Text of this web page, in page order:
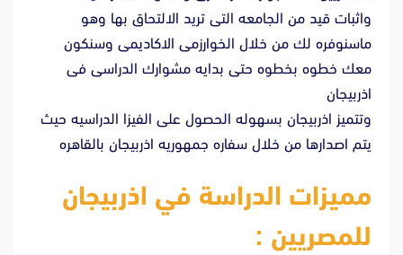
واثبات قيد من الجامعه التى تريد الالتحاق بها وهو
ماسنوفره لك من خلال الخوارزمى الاكاديمى وسنكون
معك خطوه بخطوه حتى بدايه مشوارك الدراسى فى
اذربيجان
وتتميز اذربيجان بسهوله الحصول على الفيزا الدراسيه حيث
يتم اصدارها من خلال سفاره جمهوريه اذربيجان بالقاهره
مميزات الدراسة في اذربيجان
للمصريين :